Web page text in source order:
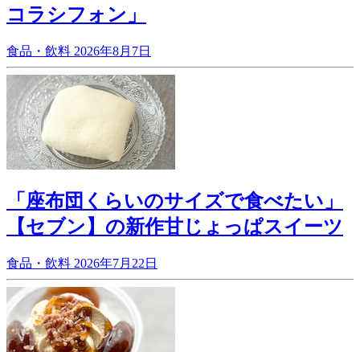
コラシフォン」
食品・飲料 2026年8月7日
「座布団くらいのサイズで食べたい」
【セブン】の新作甘じょっぱスイーツ
食品・飲料 2026年7月22日